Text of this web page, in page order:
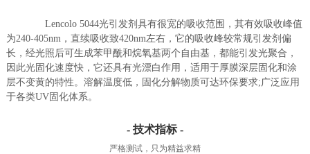
Lencolo 5044光引发剂具有很宽的吸收范围，其有效吸收峰值
为240-405nm，直续吸收致420nm左右，它的吸收峰较常规引发剂偏
长，经光照后可生成苯甲酰和烷氧基两个自由基，都能引发光聚合，
因此光固化速度快，它还具有光漂白作用，适用于厚膜深层固化和涂
层不变黄的特性。溶解温度低，固化分解物质可达环保要求;广泛应用
于各类UV固化体系。
- 技术指标 -
严格测试，只为精益求精